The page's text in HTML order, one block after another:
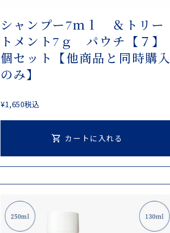
シャンプー7ｍｌ ＆トリー
トメント7ｇ パウチ【７】
個セット【他商品と同時購入
のみ】
¥1,650税込
カートに入れる